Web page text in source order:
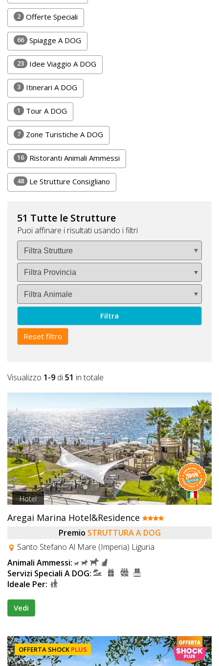
Lavora
con
Noi
Inserisci
Attività
Accedi
Registrati
2 Offerte Speciali
66 Spiagge A DOG
23 Idee Viaggio A DOG
3 Itinerari A DOG
1 Tour A DOG
7 Zone Turistiche A DOG
16 Ristoranti Animali Ammessi
48 Le Strutture Consigliano
51 Tutte le Strutture
Puoi affinare i risultati usando i filtri
Filtra
Reset filtro
Visualizzo 1-9 di51 in totale
Hotel
Aregai Marina Hotel&Residence
Premio STRUTTURA A DOG
Santo Stefano Al Mare (Imperia) Liguria
Animali Ammessi:
Servizi Speciali A DOG:
Ideale Per:
Vedi
OFFERTA SHOCK PLUS